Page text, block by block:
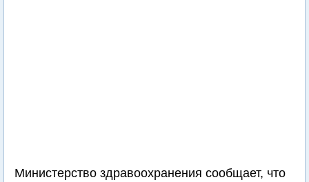
Министерство здравоохранения сообщает, что